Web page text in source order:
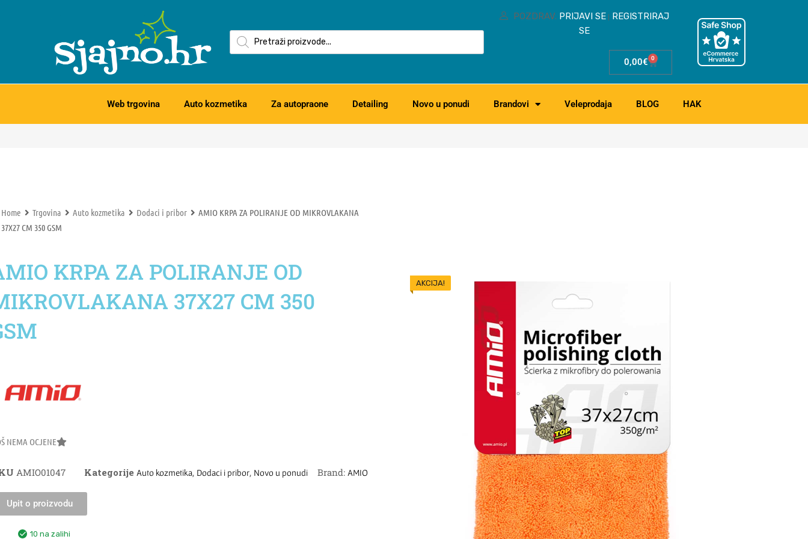
POZDRAV. PRIJAVI SE
REGISTRIRAJ
SE
0,00€ 0
Web trgovina Auto kozmetika Za autopraone Detailing Novo u ponudi Brandovi Veleprodaja BLOG HAK
Home Trgovina Auto kozmetika Dodaci i pribor
AMIO KRPA ZA POLIRANJE OD MIKROVLAKANA
37X27 CM 350 GSM
KRPA ZA POLIRANJE OD
37X27 CM 350
NEMA OCJENE
AMIO01047 Kategorije Auto kozmetika, Dodaci i pribor, Novo u ponudi Brand: AMIO
Upit o proizvodu
10 na zalihi
AKCIJA!